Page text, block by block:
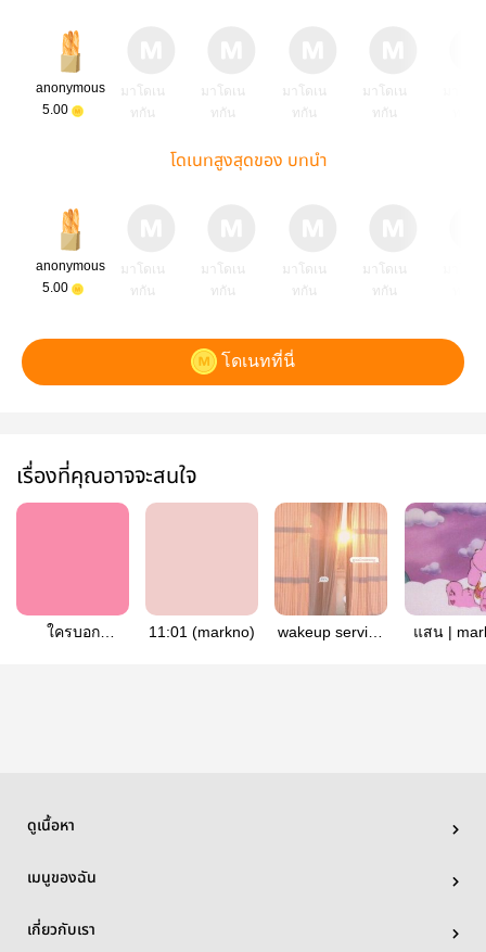
anonymous
5.00
มาโดเน
ทกัน
มาโดเน
ทกัน
มาโดเน
ทกัน
มาโดเน
ทกัน
โดเนทสูงสุดของ บทนำ
anonymous
5.00
มาโดเน
ทกัน
มาโดเน
ทกัน
มาโดเน
ทกัน
มาโดเน
ทกัน
โดเนทที่นี่
เรื่องที่คุณอาจจะสนใจ
ใครบอก
11:01 (markno)
wakeup service
แสน |
ดูเนื้อหา
เมนูของฉัน
เกี่ยวกับเรา